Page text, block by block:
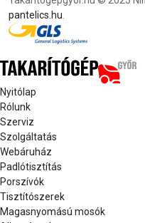
pantelics.hu
Nyitólap
Rólunk
Szerviz
Szolgáltatás
Webáruház
Padlótisztítás
Porszívók
Tisztítószerek
Magasnyomású mosók